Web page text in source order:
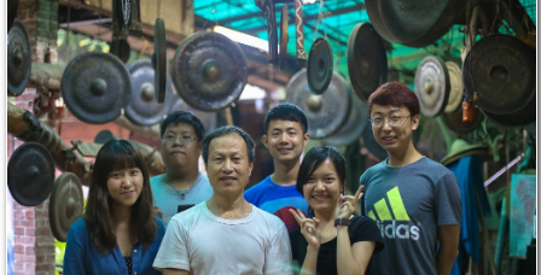
術
單
位
研
究
消
息